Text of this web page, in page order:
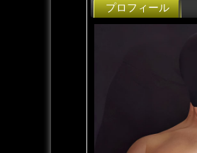
プロフィール